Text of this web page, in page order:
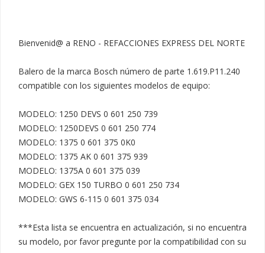
Bienvenid@ a RENO - REFACCIONES EXPRESS DEL NORTE
Balero de la marca Bosch número de parte 1.619.P11.240
compatible con los siguientes modelos de equipo:
MODELO: 1250 DEVS 0 601 250 739
MODELO: 1250DEVS 0 601 250 774
MODELO: 1375 0 601 375 0K0
MODELO: 1375 AK 0 601 375 939
MODELO: 1375A 0 601 375 039
MODELO: GEX 150 TURBO 0 601 250 734
MODELO: GWS 6-115 0 601 375 034
***Esta lista se encuentra en actualización, si no encuentra
su modelo, por favor pregunte por la compatibilidad con su